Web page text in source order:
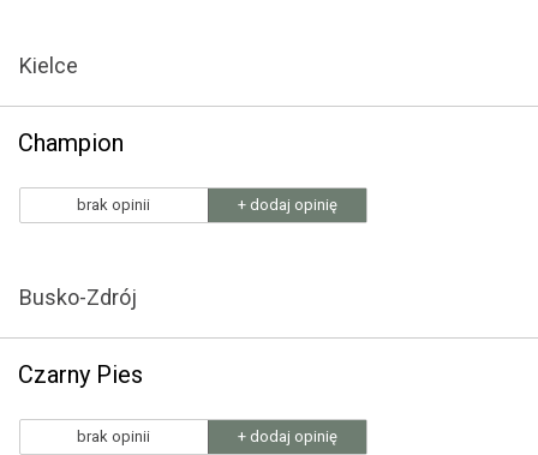
Kielce
Champion
brak opinii + dodaj opinię
Busko-Zdrój
Czarny Pies
brak opinii + dodaj opinię